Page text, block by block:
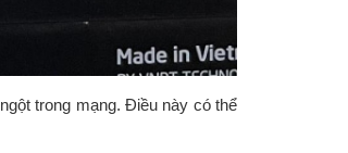
trong mạng. Điều này có thể